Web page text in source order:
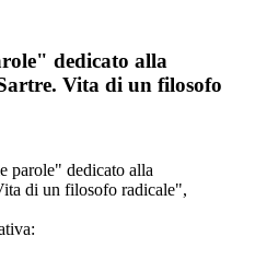
dedicato alla
Vita di un filosofo
parole" dedicato alla
di un filosofo radicale",